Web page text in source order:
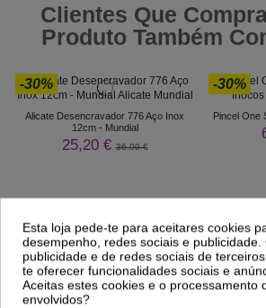
Clientes Que
Produto Também
-30%
Alicate Desencravador 776 Aço Inox
12cm - Mundial
25,20 €36,00 €
-30%
Pincel One
Esta loja pede-te para aceitares cookies
desempenho, redes sociais e publicidade.
publicidade e de redes sociais de
te oferecer funcionalidades sociais e
Aceitas estes cookies e o processamento
envolvidos?